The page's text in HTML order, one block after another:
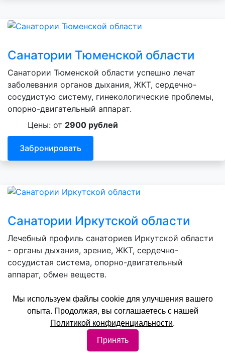
Санатории Тюменской области
Санатории Тюменской области успешно лечат
заболевания органов дыхания, ЖКТ, сердечно-
сосудистую систему, гинекологические проблемы,
опорно-двигательный аппарат.
Цены: от 2900 рублей
Забронировать
Санатории Иркутской области
Лечебный профиль санаториев Иркутской области
- органы дыхания, зрение, ЖКТ, сердечно-
сосудистая система, опорно-двигательный
аппарат, обмен веществ.
Забронировать
Мы используем файлы cookie для улучшения вашего
опыта. Продолжая, вы соглашаетесь с нашей
Политикой конфиденциальности.
Принять